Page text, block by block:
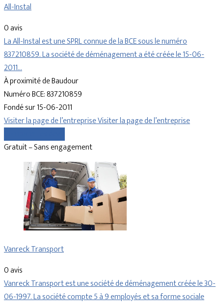
All-Instal
0 avis
La All-Instal est une SPRL connue de la BCE sous le numéro
837210859. La société de déménagement a été créée le 15-06-
2011…
À proximité de Baudour
Numéro BCE: 837210859
Fondé sur 15-06-2011
Visiter la page de l’entrepriseVisiter la page de l’entreprise
Gratuit – Sans engagement
Vanreck Transport
0 avis
Vanreck Transport est une société de déménagement créée le 30-
06-1997. La société compte 5 à 9 employés et sa forme sociale